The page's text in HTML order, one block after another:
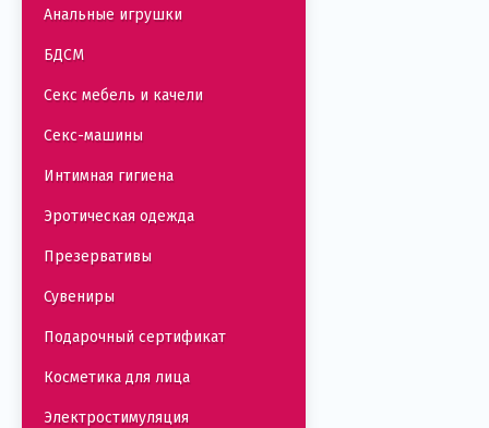
Анальные игрушки
БДСМ
Секс мебель и качели
Секс-машины
Интимная гигиена
Эротическая одежда
Презервативы
Сувениры
Подарочный сертификат
Косметика для лица
Электростимуляция